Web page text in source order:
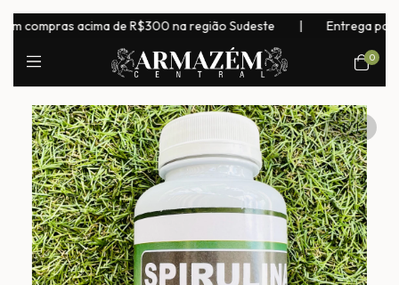
acima de R$300 na região Sudeste | Entrega para
0
1/1